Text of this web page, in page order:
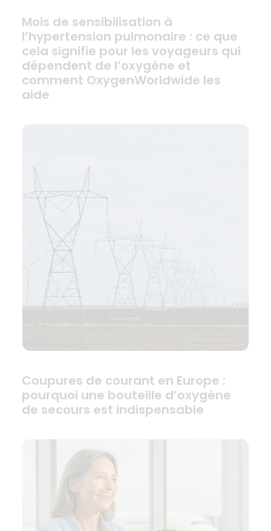
Mois de sensibilisation à
l’hypertension pulmonaire : ce que
cela signifie pour les voyageurs qui
dépendent de l’oxygène et
comment OxygenWorldwide les
aide
Coupures de courant en Europe :
pourquoi une bouteille d’oxygène
de secours est indispensable